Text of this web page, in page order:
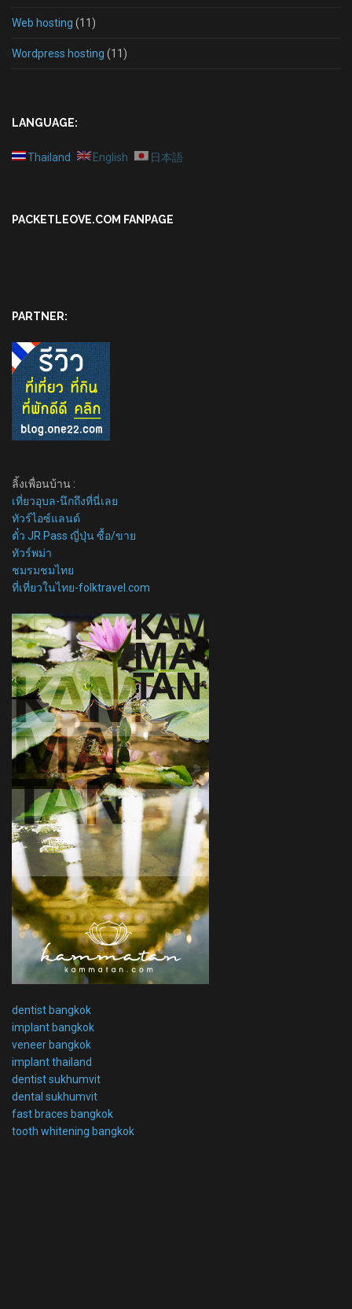
Web hosting (11)
Wordpress hosting (11)
LANGUAGE:
Thailand English 日本語
PACKETLEOVE.COM FANPAGE
PARTNER:
ลิ้งเพื่อนบ้าน :
เที่ยวอุบล-นึกถึงที่นี่เลย
ทัวร์ไอซ์แลนด์
ตั๋ว JR Pass ญี่ปุ่น ซื้อ/ขาย
ทัวร์พม่า
ชมรมชมไทย
ที่เที่ยวในไทย-folktravel.com
dentist bangkok
implant bangkok
veneer bangkok
implant thailand
dentist sukhumvit
dental sukhumvit
fast braces bangkok
tooth whitening bangkok